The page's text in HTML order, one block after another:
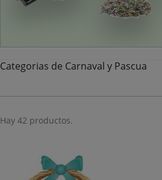
Categorias de Carnaval y Pascua
Hay 42 productos.